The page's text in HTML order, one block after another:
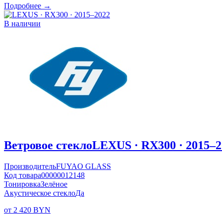
Подробнее →
В наличии
Ветровое стеклоLEXUS · RX300 ·
ПроизводительFUYAO GLASS
Код товара00000012148
ТонировкаЗелёное
Акустическое стеклоДа
от 2 420 BYN